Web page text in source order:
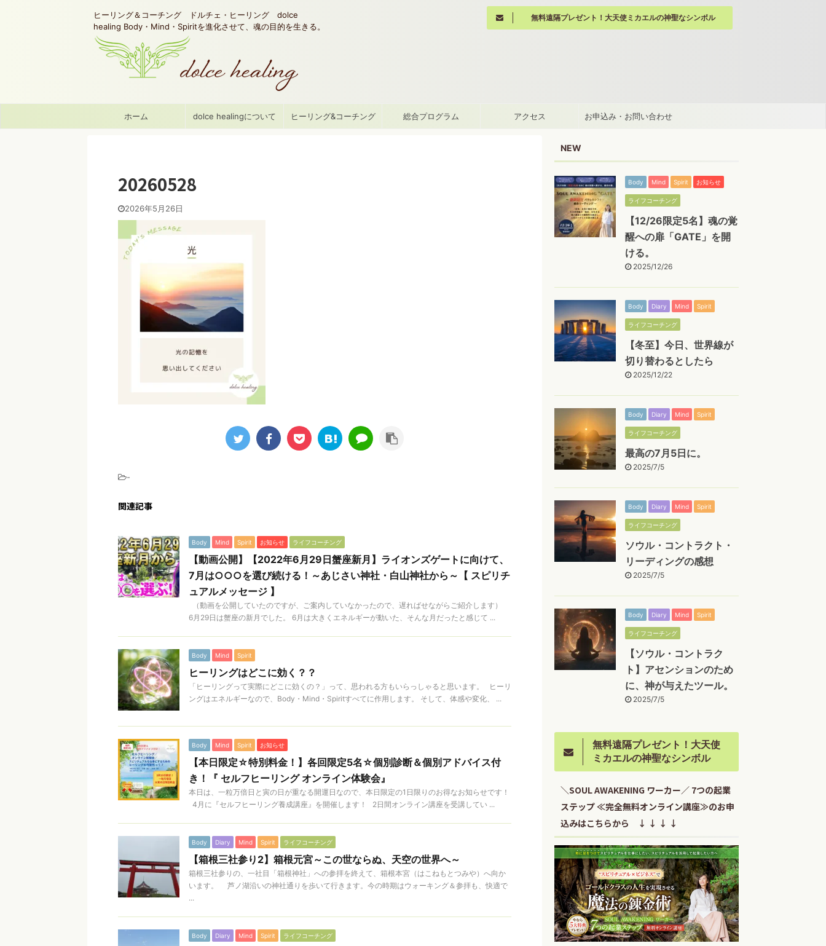
ヒーリング＆コーチング ドルチェ・ヒーリング dolce
healing Body・Mind・Spiritを進化させて、魂の目的を生きる。
無料遠隔プレゼント！大天使ミカエルの神聖なシンボル
ホーム dolce healingについて ヒーリング&コーチング 総合プログラム アクセス お申込み・お問い合わせ
20260528
2026年5月26日
-
関連記事
Body Mind Spirit お知らせ ライフコーチング
【動画公開】【2022年6月29日蟹座新月】ライオンズゲートに向けて、
7月は○○○を選び続ける！～あじさい神社・白山神社から～【 スピリチ
ュアルメッセージ 】
（動画を公開していたのですが、ご案内していなかったので、遅ればせながらご紹介します）
6月29日は蟹座の新月でした。 6月は大きくエネルギーが動いた、そんな月だったと感じて ...
Body Mind Spirit
ヒーリングはどこに効く？？
「ヒーリングって実際にどこに効くの？」って、思われる方もいらっしゃると思います。 ヒーリ
ングはエネルギーなので、Body・Mind・Spiritすべてに作用します。 そして、体感や変化、 ...
Body Mind Spirit お知らせ
【本日限定☆特別料金！】各回限定5名☆個別診断＆個別アドバイス付
き！『 セルフヒーリング オンライン体験会』
本日は、一粒万倍日と寅の日が重なる開運日なので、本日限定の1日限りのお得なお知らせです！
4月に『セルフヒーリング養成講座』を開催します！ 2日間オンライン講座を受講してい ...
Body Diary Mind Spirit ライフコーチング
【箱根三社参り2】箱根元宮～この世ならぬ、天空の世界へ～
箱根三社参りの、一社目「箱根神社」への参拝を終えて、箱根本宮（はこねもとつみや）へ向か
います。 芦ノ湖沿いの神社通りを歩いて行きます。今の時期はウォーキング＆参拝も、快適で
...
Body Diary Mind Spirit ライフコーチング
NEW
Body Mind Spirit お知らせ
ライフコーチング
【12/26限定5名】魂の覚
醒への扉「GATE」を開
ける。
2025/12/26
Body Diary Mind Spirit
ライフコーチング
【冬至】今日、世界線が
切り替わるとしたら
2025/12/22
Body Diary Mind Spirit
ライフコーチング
最高の7月5日に。
2025/7/5
Body Diary Mind Spirit
ライフコーチング
ソウル・コントラクト・
リーディングの感想
2025/7/5
Body Diary Mind Spirit
ライフコーチング
【ソウル・コントラク
ト】アセンションのため
に、神が与えたツール。
2025/7/5
無料遠隔プレゼント！大天使
ミカエルの神聖なシンボル
＼SOUL AWAKENING ワーカー／ 7つの起業
ステップ ≪完全無料オンライン講座≫のお申
込みはこちらから ↓ ↓ ↓ ↓